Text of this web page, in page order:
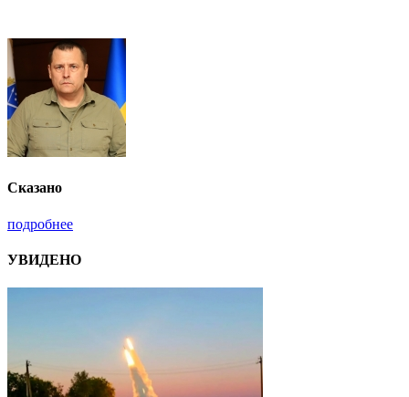
Сказано
подробнее
УВИДЕНО